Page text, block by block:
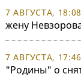
7 АВГУСТА, 18:08
жену
7 АВГУСТА, 17:46
"Родины" о